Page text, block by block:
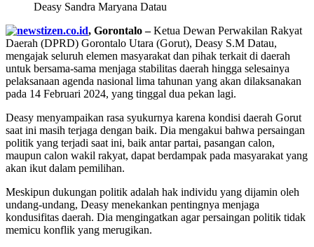
Deasy Sandra Maryana Datau
, Gorontalo –Ketua Dewan Perwakilan Rakyat
Daerah (DPRD) Gorontalo Utara (Gorut), Deasy S.M Datau,
mengajak seluruh elemen masyarakat dan pihak terkait di daerah
untuk bersama-sama menjaga stabilitas daerah hingga selesainya
pelaksanaan agenda nasional lima tahunan yang akan dilaksanakan
pada 14 Februari 2024, yang tinggal dua pekan lagi.
Deasy menyampaikan rasa syukurnya karena kondisi daerah Gorut
saat ini masih terjaga dengan baik. Dia mengakui bahwa persaingan
politik yang terjadi saat ini, baik antar partai, pasangan calon,
maupun calon wakil rakyat, dapat berdampak pada masyarakat yang
akan ikut dalam pemilihan.
Meskipun dukungan politik adalah hak individu yang dijamin oleh
undang-undang, Deasy menekankan pentingnya menjaga
kondusifitas daerah. Dia mengingatkan agar persaingan politik tidak
memicu konflik yang merugikan.